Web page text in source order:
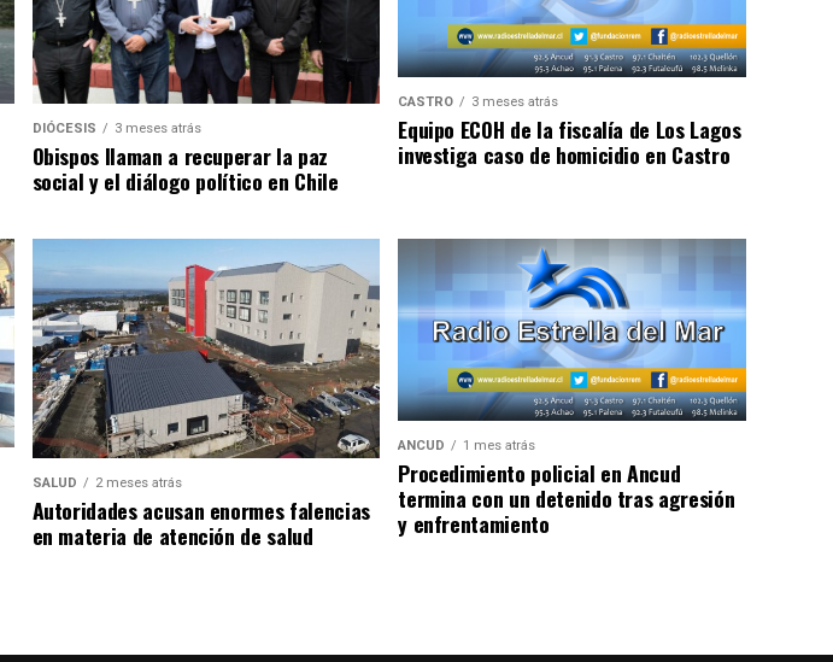
DIÓCESIS 3 meses atrás
Obispos llaman a recuperar la paz
social y el diálogo político en Chile
CASTRO 3 meses atrás
Equipo ECOH de la fiscalía de Los Lagos
investiga caso de homicidio en Castro
SALUD 2 meses atrás
Autoridades acusan enormes falencias
en materia de atención de salud
ANCUD 1 mes atrás
Procedimiento policial en Ancud
termina con un detenido tras agresión
y enfrentamiento